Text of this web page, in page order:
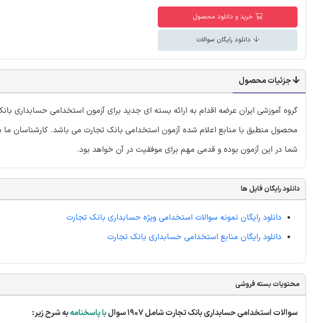
خرید و دانلود محصول
دانلود رایگان سوالات
جزئیات محصول
گروه آموزشی ایران عرضه اقدام به ارائه بسته ای جدید برای آزمون استخدامی حسابداری
محصول منطبق با منابع اعلام شده آزمون استخدامی بانک تجارت می باشد. کارشناسان ما
شما در این آزمون بوده و قدمی مهم برای موفقیت در آن خواهد بود.
دانلود رایگان فایل ها
دانلود رایگان نمونه سوالات استخدامی ویژه حسابداری بانک تجارت
دانلود رایگان منابع استخدامی حسابداری بانک تجارت
محتویات بسته فروشی
سوالات استخدامی حسابداری بانک تجارت شامل 1907 سوال با پاسخنامهبه شرح زیر: